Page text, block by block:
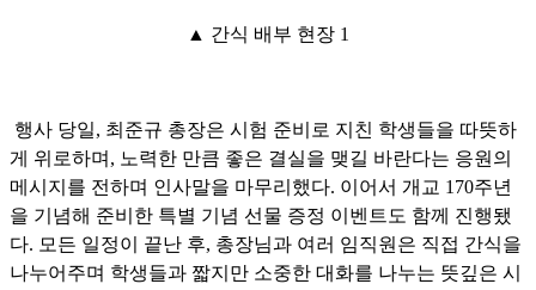
▲ 간식 배부 현장 1
행사 당일, 최준규 총장은 시험 준비로 지친 학생들을 따뜻하
게 위로하며, 노력한 만큼 좋은 결실을 맺길 바란다는 응원의
메시지를 전하며 인사말을 마무리했다. 이어서 개교 170주년
을 기념해 준비한 특별 기념 선물 증정 이벤트도 함께 진행됐
다. 모든 일정이 끝난 후, 총장님과 여러 임직원은 직접 간식을
나누어주며 학생들과 짧지만 소중한 대화를 나누는 뜻깊은 시